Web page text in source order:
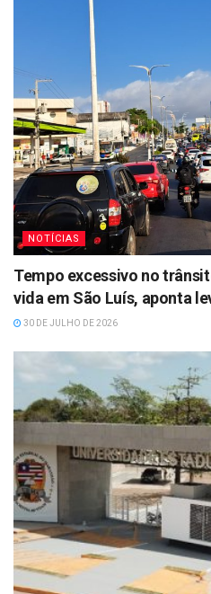
NOTÍCIAS
Tempo excessivo no
vida em São Luís, aponta
30 DE JULHO DE 2026